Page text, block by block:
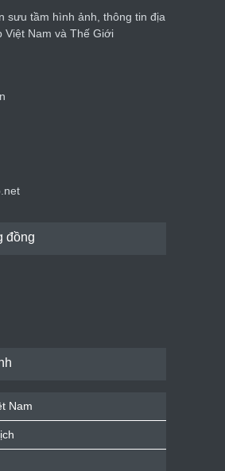
du lịch quốc gia
Cảnh đẹp Việt Nam 24/04/2020
sưu tầm hình ảnh, thông tin địa
Việt Nam và Thế Giới
đồng
Nam